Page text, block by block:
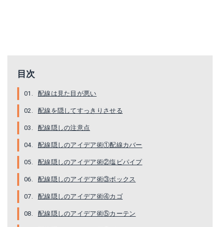
目次
配線は見た目が悪い
配線を隠してすっきりさせる
配線隠しの注意点
配線隠しのアイデア術①配線カバー
配線隠しのアイデア術②塩ビパイプ
配線隠しのアイデア術③ボックス
配線隠しのアイデア術④カゴ
配線隠しのアイデア術⑤カーテン